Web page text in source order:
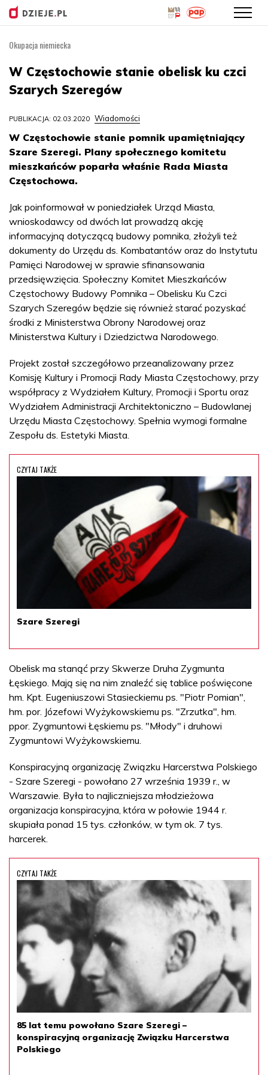
treści
Okupacja niemiecka
W Częstochowie stanie obelisk ku czci
Szarych Szeregów
PUBLIKACJA: 02.03.2020 Wiadomości
W Częstochowie stanie pomnik upamiętniający
Szare Szeregi. Plany społecznego komitetu
mieszkańców poparła właśnie Rada Miasta
Częstochowa.
Jak poinformował w poniedziałek Urząd Miasta,
wnioskodawcy od dwóch lat prowadzą akcję
informacyjną dotyczącą budowy pomnika, złożyli też
dokumenty do Urzędu ds. Kombatantów oraz do Instytutu
Pamięci Narodowej w sprawie sfinansowania
przedsięwzięcia. Społeczny Komitet Mieszkańców
Częstochowy Budowy Pomnika – Obelisku Ku Czci
Szarych Szeregów będzie się również starać pozyskać
środki z Ministerstwa Obrony Narodowej oraz
Ministerstwa Kultury i Dziedzictwa Narodowego.
Projekt został szczegółowo przeanalizowany przez
Komisję Kultury i Promocji Rady Miasta Częstochowy, przy
współpracy z Wydziałem Kultury, Promocji i Sportu oraz
Wydziałem Administracji Architektoniczno – Budowlanej
Urzędu Miasta Częstochowy. Spełnia wymogi formalne
Zespołu ds. Estetyki Miasta.
CZYTAJ TAKŻE
Szare Szeregi
Obelisk ma stanąć przy Skwerze Druha Zygmunta
Łęskiego. Mają się na nim znaleźć się tablice poświęcone
hm. Kpt. Eugeniuszowi Stasieckiemu ps. "Piotr Pomian",
hm. por. Józefowi Wyżykowskiemu ps. "Zrzutka", hm.
ppor. Zygmuntowi Łęskiemu ps. "Młody" i druhowi
Zygmuntowi Wyżykowskiemu.
Konspiracyjną organizację Związku Harcerstwa Polskiego
- Szare Szeregi - powołano 27 września 1939 r., w
Warszawie. Była to najliczniejsza młodzieżowa
organizacja konspiracyjna, która w połowie 1944 r.
skupiała ponad 15 tys. członków, w tym ok. 7 tys.
harcerek.
CZYTAJ TAKŻE
85 lat temu powołano Szare Szeregi –
konspiracyjną organizację Związku Harcerstwa
Polskiego